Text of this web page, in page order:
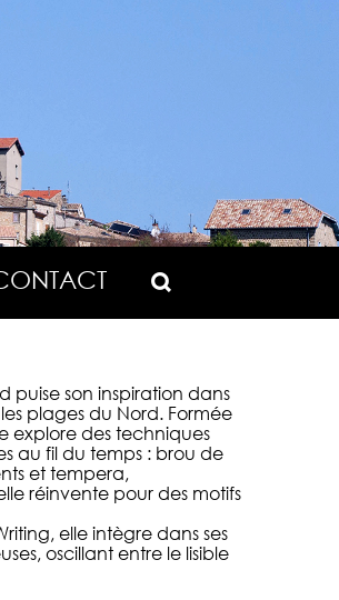
puise son inspiration dans
plages du Nord. Formée
explore des techniques
au fil du temps : brou de
et tempera,
réinvente pour des motifs
elle intègre dans ses
oscillant entre le lisible